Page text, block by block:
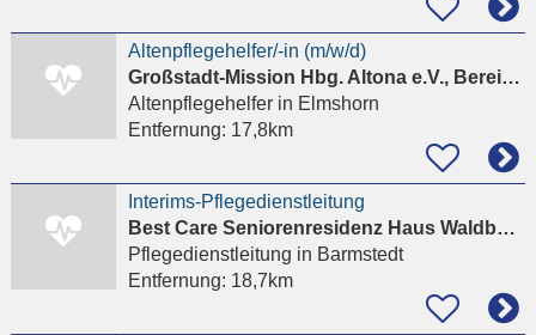
Altenpflegehelfer/-in (m/w/d)
Großstadt-Mission Hbg. Altona e.V., Bereich Behindertenhilfe
Altenpflegehelferin Elmshorn
Entfernung: 17,8km
Interims-Pflegedienstleitung
Best Care Seniorenresidenz Haus Waldburg
Pflegedienstleitung in Barmstedt
Entfernung: 18,7km